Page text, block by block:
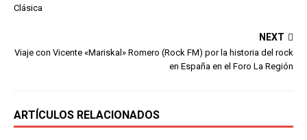
Clásica
NEXT
Viaje con Vicente «Mariskal» Romero (Rock FM) por la historia del rock
en España en el Foro La Región
ARTÍCULOS RELACIONADOS